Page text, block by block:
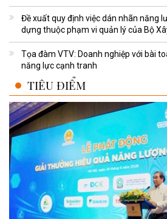
Đề xuất quy định việc dán nhãn năng
dựng thuộc phạm vi quản lý của Bộ
Tọa đàm VTV: Doanh nghiệp với bài
năng lực cạnh tranh
TIÊU ĐIỂM